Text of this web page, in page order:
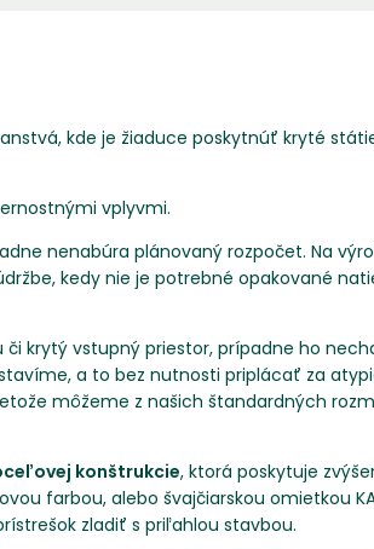
kde je žiaduce poskytnúť kryté
vplyvmi.
nenabúra plánovaný rozpočet. Na
kedy nie je potrebné opakované
krytý vstupný priestor, prípadne ho
a to bez nutnosti priplácať za
môžeme z našich štandardných
konštrukcie, ktorá poskytuje
farbou, alebo švajčiarskou omietkou
zladiť s priľahlou stavbou.